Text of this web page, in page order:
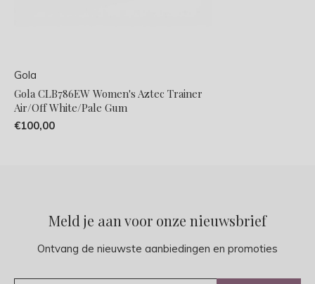
Gola
Gola CLB786EW Women's Aztec Trainer
Air/Off White/Pale Gum
€100,00
Meld je aan voor onze nieuwsbrief
Ontvang de nieuwste aanbiedingen en promoties